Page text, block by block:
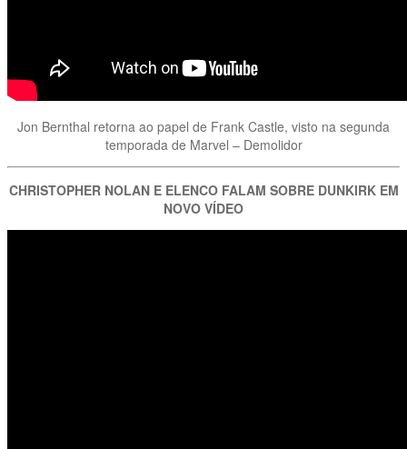
Jon Bernthal retorna ao papel de Frank Castle, visto na segunda
temporada de Marvel – Demolidor
CHRISTOPHER NOLAN E ELENCO FALAM SOBRE DUNKIRK EM
NOVO VÍDEO